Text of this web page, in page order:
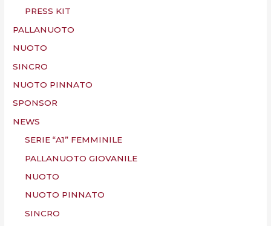
PRESS KIT
PALLANUOTO
NUOTO
SINCRO
NUOTO PINNATO
SPONSOR
NEWS
SERIE “A1” FEMMINILE
PALLANUOTO GIOVANILE
NUOTO
NUOTO PINNATO
SINCRO